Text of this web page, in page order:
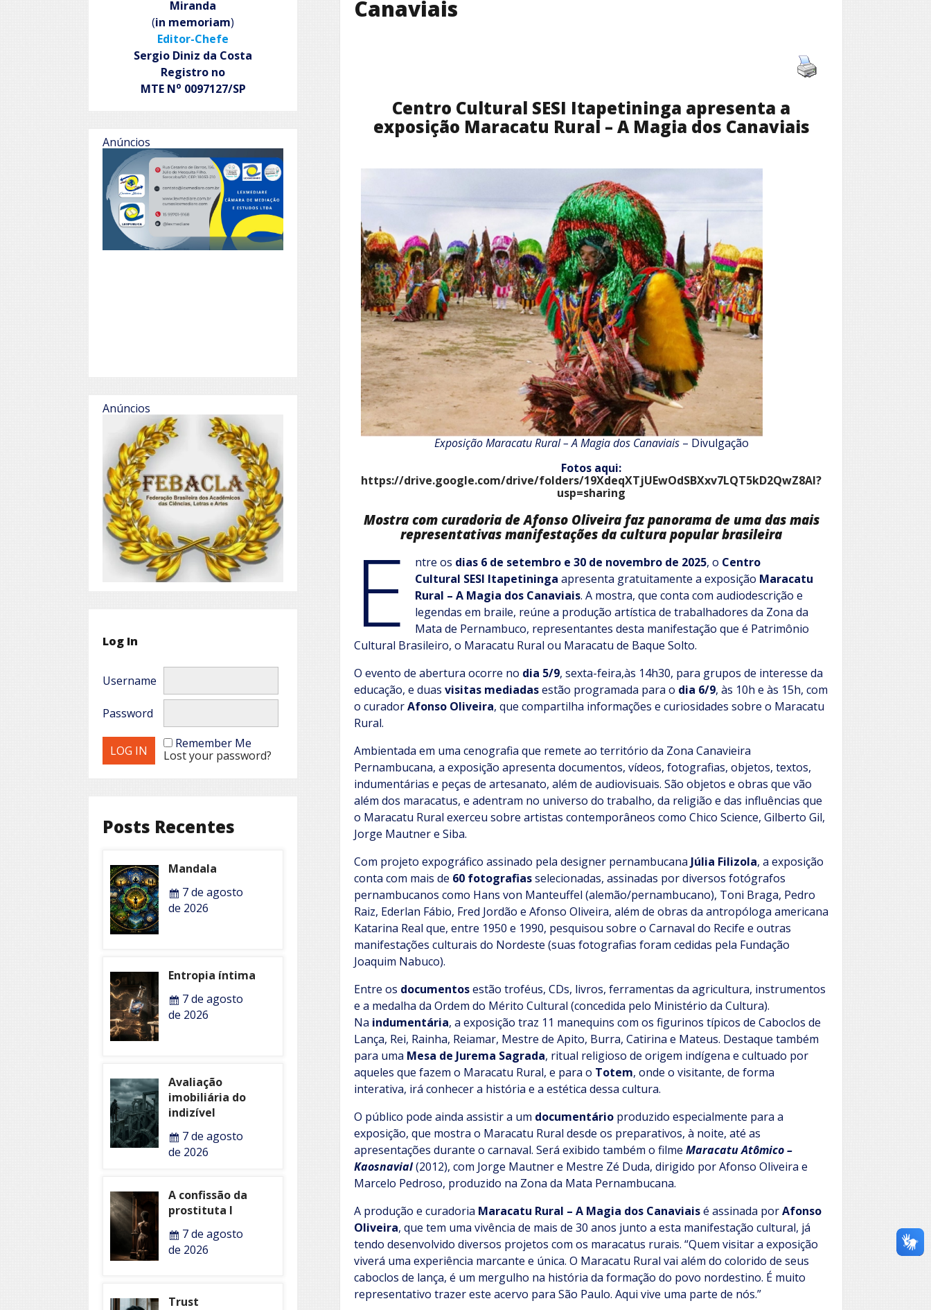
Canaviais
Centro Cultural SESI Itapetininga apresenta a
exposição Maracatu Rural – A Magia dos Canaviais
Exposição Maracatu Rural – A Magia dos Canaviais– Divulgação
Fotos aqui:
https://drive.google.com/drive/folders/19XdeqXTjUEwOdSBXxv7LQT5kD2QwZ8Al?
usp=sharing
Mostra com curadoria de Afonso Oliveira faz panorama de uma das mais
representativas manifestações da cultura popular brasileira
E ntre os dias 6 de setembro e 30 de novembro de 2025, o Centro
Cultural SESI Itapetininga apresenta gratuitamente a exposição Maracatu
Rural – A Magia dos Canaviais. A mostra, que conta com audiodescrição e
legendas em braile, reúne a produção artística de trabalhadores da Zona da
Mata de Pernambuco, representantes desta manifestação que é Patrimônio
Cultural Brasileiro, o Maracatu Rural ou Maracatu de Baque Solto.
O evento de abertura ocorre no dia 5/9, sexta-feira,às 14h30, para grupos de interesse da
educação, e duas visitas mediadasestão programada para o dia 6/9, às 10h e às 15h, com
o curadorAfonso Oliveira, que compartilha informações e curiosidades sobre o Maracatu
Rural.
Ambientada em uma cenografia que remete ao território da Zona Canavieira
Pernambucana, a exposição apresenta documentos, vídeos, fotografias, objetos, textos,
indumentárias e peças de artesanato, além de audiovisuais. São objetos e obras que vão
além dos maracatus, e adentram no universo do trabalho, da religião e das influências que
o Maracatu Rural exerceu sobre artistas contemporâneos como Chico Science, Gilberto Gil,
Jorge Mautner e Siba.
Com projeto expográfico assinado pela designer pernambucana Júlia Filizola, a exposição
conta com mais de 60 fotografiasselecionadas, assinadas por diversos fotógrafos
pernambucanos como Hans von Manteuffel (alemão/pernambucano), Toni Braga, Pedro
Raiz, Ederlan Fábio, Fred Jordão e Afonso Oliveira, além de obras da antropóloga americana
Katarina Real que, entre 1950 e 1990, pesquisou sobre o Carnaval do Recife e outras
manifestações culturais do Nordeste (suas fotografias foram cedidas pela Fundação
Joaquim Nabuco).
Entre os documentosestão troféus, CDs, livros, ferramentas da agricultura, instrumentos
e a medalha da Ordem do Mérito Cultural (concedida pelo Ministério da Cultura).
Na indumentária, a exposição traz 11 manequins com os figurinos típicos de Caboclos de
Lança, Rei, Rainha, Reiamar, Mestre de Apito, Burra, Catirina e Mateus. Destaque também
para uma Mesa de Jurema Sagrada, ritual religioso de origem indígena e cultuado por
aqueles que fazem o Maracatu Rural, e para o Totem, onde o visitante, de forma
interativa, irá conhecer a história e a estética dessa cultura.
O público pode ainda assistir a um documentário produzido especialmente para a
exposição, que mostra o Maracatu Rural desde os preparativos, à noite, até as
apresentações durante o carnaval. Será exibido também o filme Maracatu Atômico –
Kaosnavial(2012), com Jorge Mautner e Mestre Zé Duda, dirigido por Afonso Oliveira e
Marcelo Pedroso, produzido na Zona da Mata Pernambucana.
A produção e curadoria Maracatu Rural – A Magia dos Canaviaisé assinada porAfonso
Oliveira, que tem uma vivência de mais de 30 anos junto a esta manifestação cultural, já
tendo desenvolvido diversos projetos com os maracatus rurais. “Quem visitar a exposição
viverá uma experiência marcante e única. O Maracatu Rural vai além do colorido de seus
caboclos de lança, é um mergulho na história da formação do povo nordestino. É muito
representativo trazer este acervo para São Paulo. Aqui vive uma parte de nós.”
Miranda
(in memoriam)
Editor-Chefe
Sergio Diniz da Costa
Registro no
MTE No 0097127/SP
Anúncios
Anúncios
Log In
Username
Password
Remember Me
Lost your password?
Posts Recentes
Mandala
7 de agosto
de 2026
Entropia íntima
7 de agosto
de 2026
Avaliação
imobiliária do
indizível
7 de agosto
de 2026
A confissão da
prostituta I
7 de agosto
de 2026
Trust